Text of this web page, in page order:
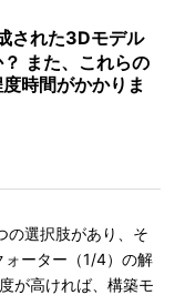
された3Dモデル
また、これらの
時間がかかりま
の選択肢があり、そ
ォーター（1/4）の解
が高ければ、構築モ